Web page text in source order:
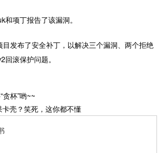
项丁报告了该漏洞。
布了安全补丁，以解决三个漏洞、两个拒绝
回滚保护问题。
贪杯”哟~~
壳？笑死，这你都不懂